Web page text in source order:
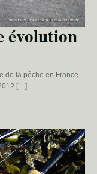
évolution
de la pêche en France
[…]